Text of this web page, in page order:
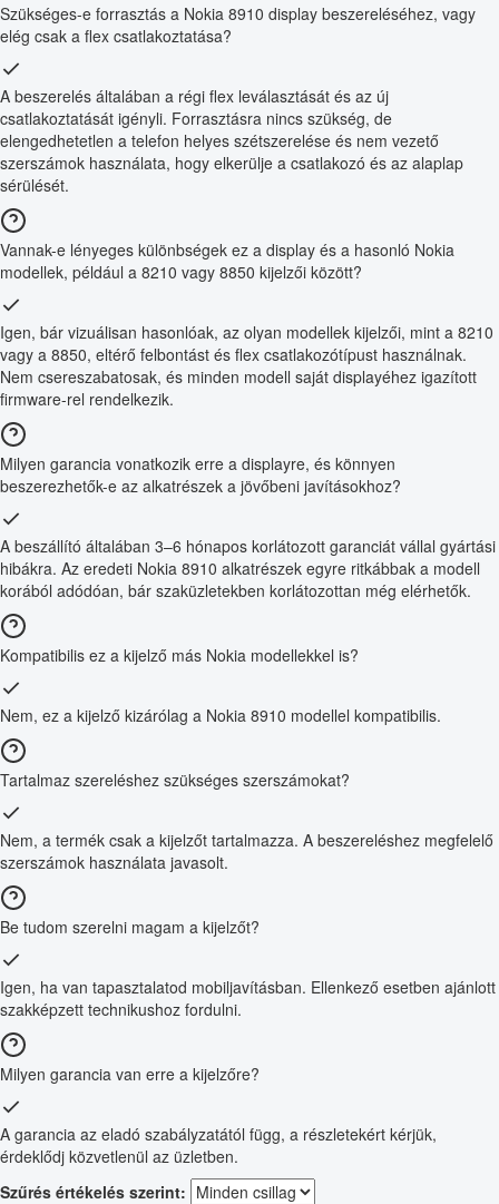
Szükséges-e forrasztás a Nokia 8910 display beszereléséhez, vagy
elég csak a flex csatlakoztatása?
A beszerelés általában a régi flex leválasztását és az új
csatlakoztatását igényli. Forrasztásra nincs szükség, de
elengedhetetlen a telefon helyes szétszerelése és nem vezető
szerszámok használata, hogy elkerülje a csatlakozó és az alaplap
sérülését.
Vannak-e lényeges különbségek ez a display és a hasonló Nokia
modellek, például a 8210 vagy 8850 kijelzői között?
Igen, bár vizuálisan hasonlóak, az olyan modellek kijelzői, mint a 8210
vagy a 8850, eltérő felbontást és flex csatlakozótípust használnak.
Nem csereszabatosak, és minden modell saját displayéhez igazított
firmware-rel rendelkezik.
Milyen garancia vonatkozik erre a displayre, és könnyen
beszerezhetők-e az alkatrészek a jövőbeni javításokhoz?
A beszállító általában 3–6 hónapos korlátozott garanciát vállal gyártási
hibákra. Az eredeti Nokia 8910 alkatrészek egyre ritkábbak a modell
korából adódóan, bár szaküzletekben korlátozottan még elérhetők.
Kompatibilis ez a kijelző más Nokia modellekkel is?
Nem, ez a kijelző kizárólag a Nokia 8910 modellel kompatibilis.
Tartalmaz szereléshez szükséges szerszámokat?
Nem, a termék csak a kijelzőt tartalmazza. A beszereléshez megfelelő
szerszámok használata javasolt.
Be tudom szerelni magam a kijelzőt?
Igen, ha van tapasztalatod mobiljavításban. Ellenkező esetben ajánlott
szakképzett technikushoz fordulni.
Milyen garancia van erre a kijelzőre?
A garancia az eladó szabályzatától függ, a részletekért kérjük,
érdeklődj közvetlenül az üzletben.
Szűrés értékelés szerint: